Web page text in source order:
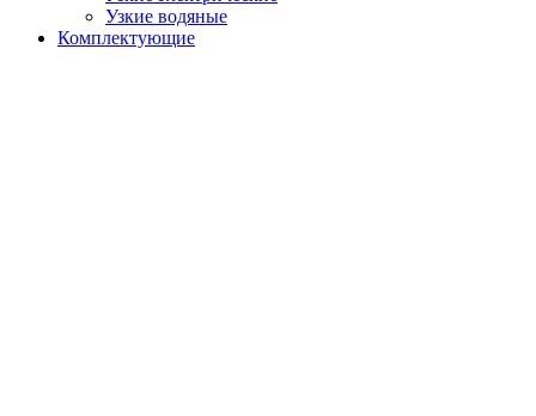
Узкие водяные
Комплектующие